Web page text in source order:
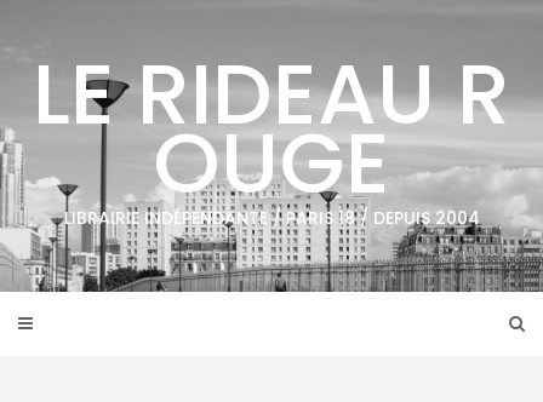
contentLE RIDEAU R
OUGE
LIBRAIRIE INDÉPENDANTE / PARIS 18 / DEPUIS 2004